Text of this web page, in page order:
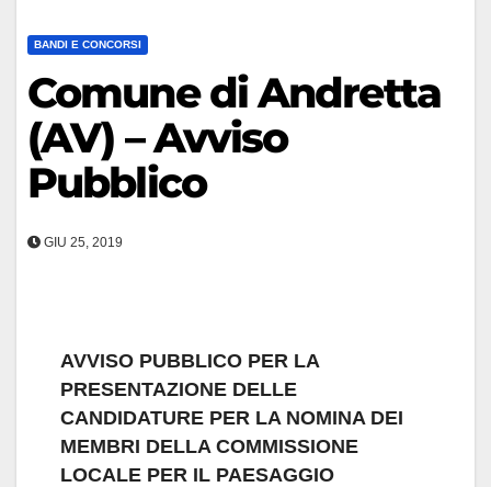
BANDI E CONCORSI
Comune di Andretta
(AV) – Avviso
Pubblico
GIU 25, 2019
AVVISO PUBBLICO PER LA
PRESENTAZIONE DELLE
CANDIDATURE PER LA NOMINA DEI
MEMBRI DELLA COMMISSIONE
LOCALE PER IL PAESAGGIO